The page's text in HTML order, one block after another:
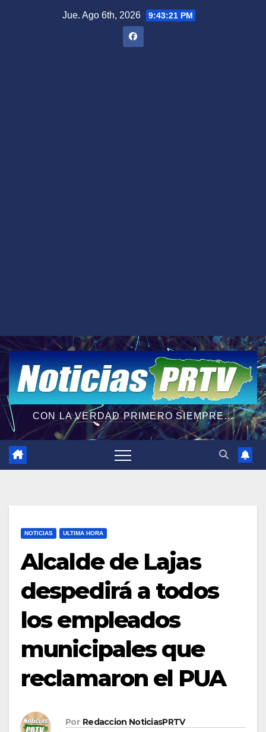
Jue. Ago 6th, 2026 9:43:22 PM
CON LA VERDAD PRIMERO SIEMPRE...
NOTICIAS ULTIMA HORA
Alcalde de Lajas
despedirá a todos
los empleados
municipales que
reclamaron el PUA
Por Redaccion NoticiasPRTV